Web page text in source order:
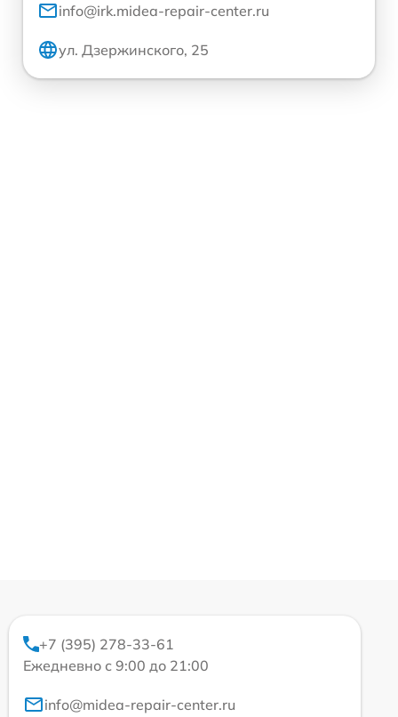
info@irk.midea-repair-center.ru
ул. Дзержинского, 25
+7 (395) 278-33-61
Ежедневно с 9:00 до 21:00
info@midea-repair-center.ru